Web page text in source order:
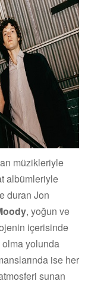
müzikleriyle
albümleriyle
duran Jon
, yoğun ve
içerisinde
olma yolunda
ise her
sunan